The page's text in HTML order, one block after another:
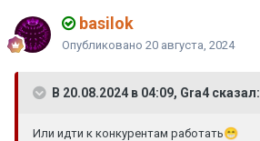
basilok
Опубликовано 20 августа, 2024
В 20.08.2024 в 04:09, Gra4 сказал:
Или идти к конкурентам работать😁